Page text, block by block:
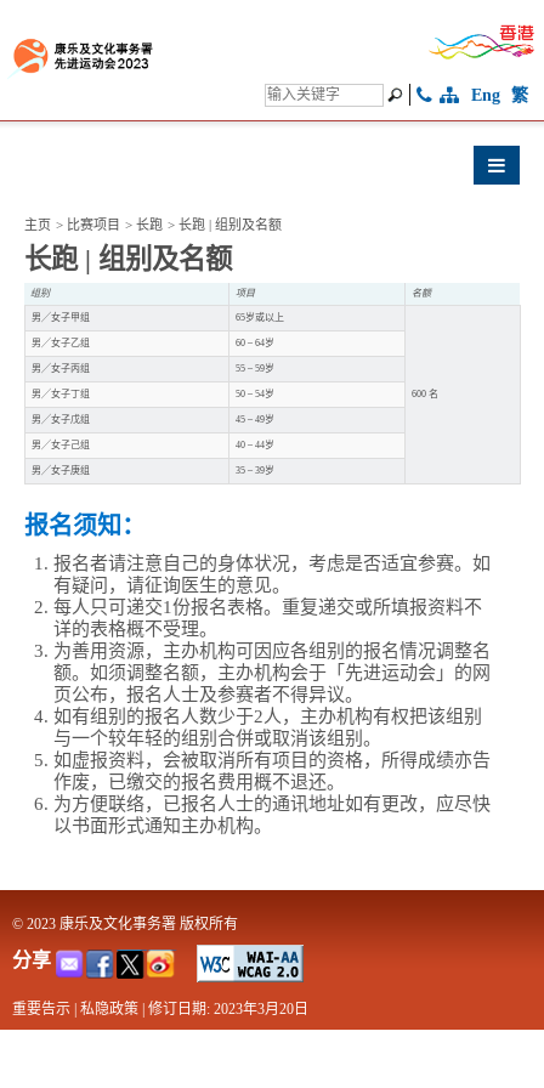
Eng 繁
主页 > 比赛项目 > 长跑 > 长跑 | 组别及名额
长跑 | 组别及名额
组别 项目 名额
男╱女子甲组 65岁或以上
600 名
男╱女子乙组 60 – 64岁
男╱女子丙组 55 – 59岁
男╱女子丁组 50 – 54岁
男╱女子戊组 45 – 49岁
男╱女子己组 40 – 44岁
男╱女子庚组 35 – 39岁
报名须知：
报名者请注意自己的身体状况，考虑是否适宜参赛。如
有疑问，请征询医生的意见。
每人只可递交1份报名表格。重复递交或所填报资料不
详的表格概不受理。
为善用资源，主办机构可因应各组别的报名情况调整名
额。如须调整名额，主办机构会于「先进运动会」的网
页公布，报名人士及参赛者不得异议。
如有组别的报名人数少于2人，主办机构有权把该组别
与一个较年轻的组别合併或取消该组别。
如虚报资料，会被取消所有项目的资格，所得成绩亦告
作废，已缴交的报名费用概不退还。
为方便联络，已报名人士的通讯地址如有更改，应尽快
以书面形式通知主办机构。
© 2023 康乐及文化事务署 版权所有
分享
重要告示 私隐政策 修订日期: 2023年3月20日